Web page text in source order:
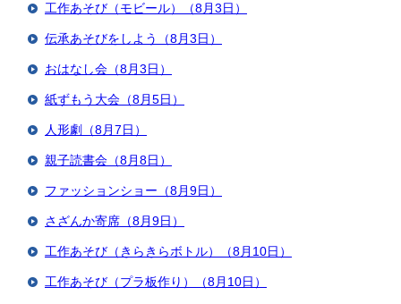
工作あそび（モビール）（8月3日）
伝承あそびをしよう（8月3日）
おはなし会（8月3日）
紙ずもう大会（8月5日）
人形劇（8月7日）
親子読書会（8月8日）
ファッションショー（8月9日）
さざんか寄席（8月9日）
工作あそび（きらきらボトル）（8月10日）
工作あそび（プラ板作り）（8月10日）